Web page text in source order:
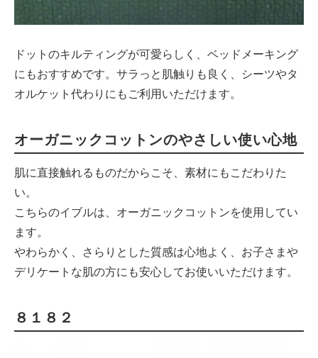
ドットのキルティングが可愛らしく、ベッドメーキング
にもおすすめです。サラっと肌触りも良く、シーツやタ
オルケット代わりにもご利用いただけます。
オーガニックコットンのやさしい使い心地
肌に直接触れるものだからこそ、素材にもこだわりた
い。
こちらのイブルは、オーガニックコットンを使用してい
ます。
やわらかく、さらりとした質感は心地よく、お子さまや
デリケートな肌の方にも安心してお使いいただけます。
８１８２